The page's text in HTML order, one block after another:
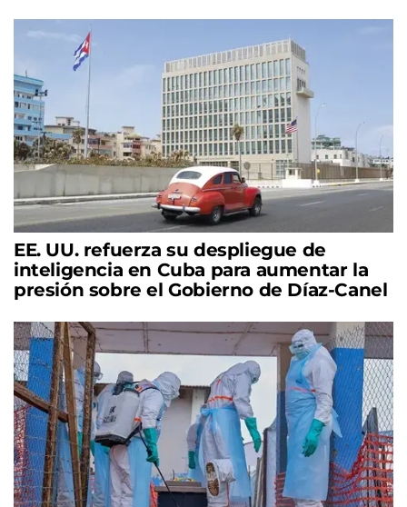
EE. UU. refuerza su despliegue de
inteligencia en Cuba para aumentar la
presión sobre el Gobierno de Díaz-Canel